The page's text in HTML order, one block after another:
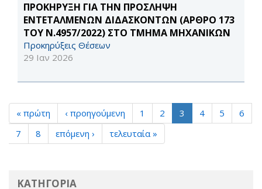
ΠΡΟΚΗΡΥΞΗ ΓΙΑ ΤΗΝ ΠΡΟΣΛΗΨΗ
ΕΝΤΕΤΑΛΜΕΝΩΝ ΔΙΔΑΣΚΟΝΤΩΝ (ΑΡΘΡΟ 173
ΤΟΥ Ν.4957/2022) ΣΤΟ ΤΜΗΜΑ ΜΗΧΑΝΙΚΩΝ
Προκηρύξεις Θέσεων
29 Ιαν 2026
« πρώτη ‹ προηγούμενη 1 2 3 4 5
6
7
8 επόμενη › τελευταία »
ΚΑΤΗΓΟΡΙΑ